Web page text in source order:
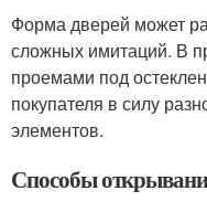
Форма дверей может
сложных имитаций. В
проемами под
покупателя в силу
элементов.
Способы